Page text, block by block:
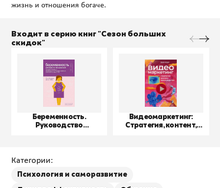
Входит в серию книг "Сезон больших
скидок"
Беременность.
Руководство
Видеомаркетинг:
Стратегия, контент,
Категории:
Психология и саморазвитие